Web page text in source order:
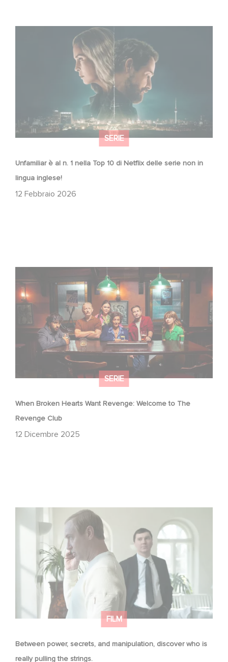
SERIE
Unfamiliar è al n. 1 nella Top 10 di Netflix delle serie non in
lingua inglese!
12 Febbraio 2026
Unfamiliar è al n. 1 nella Top 10 di Netflix delle serie non in
SERIE
When Broken Hearts Want Revenge: Welcome to The
Revenge Club
12 Dicembre 2025
When Broken Hearts Want Revenge: Welcome to The
Revenge Club
FILM
Between power, secrets, and manipulation, discover who is
really pulling the strings.
Between power, secrets, and manipulation, discover
who is really pulling the strings.